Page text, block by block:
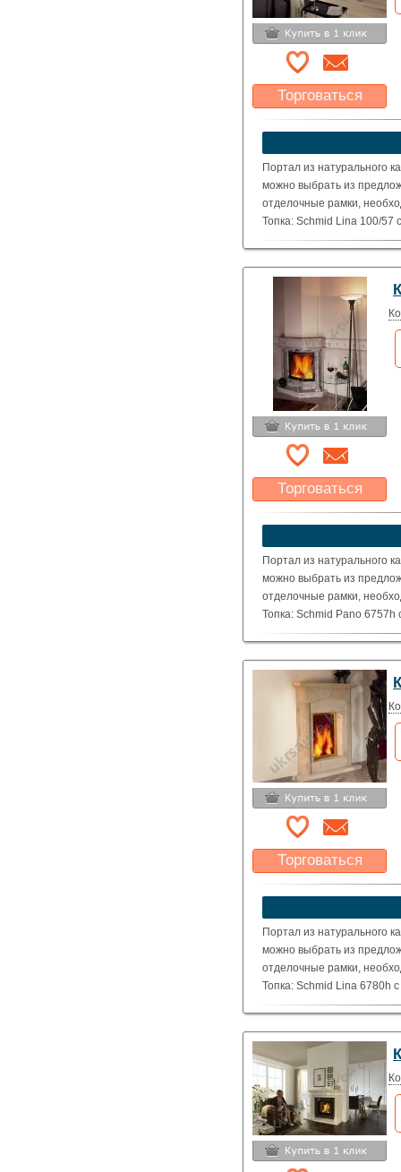
Торговаться
Какая цена Вас
устроит?
Портал из натурального
можно выбрать из
отделочные рамки,
Топка: Schmid Lina 100/57
( Номинальная мощность
Торговаться
Какая цена Вас
устроит?
Портал из натурального
можно выбрать из
отделочные рамки,
Топка: Schmid Pano
( Номинальная мощность
Торговаться
Какая цена Вас
устроит?
Портал из натурального
можно выбрать из
отделочные рамки,
Топка: Schmid Lina 6780h
( Номинальная мощность